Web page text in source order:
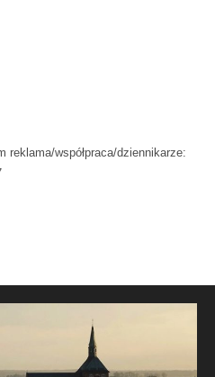
reklama/współpraca/dziennikarze: